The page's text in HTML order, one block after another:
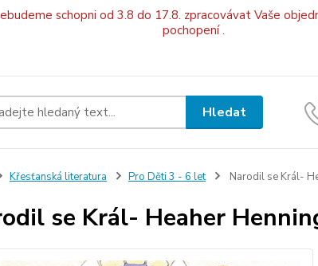
schopni od 3.8 do 17.8. zpracovávat Vaše
pochopení .
Hledat
Křesťanská literatura Pro Děti 3 - 6 let Narodil se Král-
se Král- Heaher